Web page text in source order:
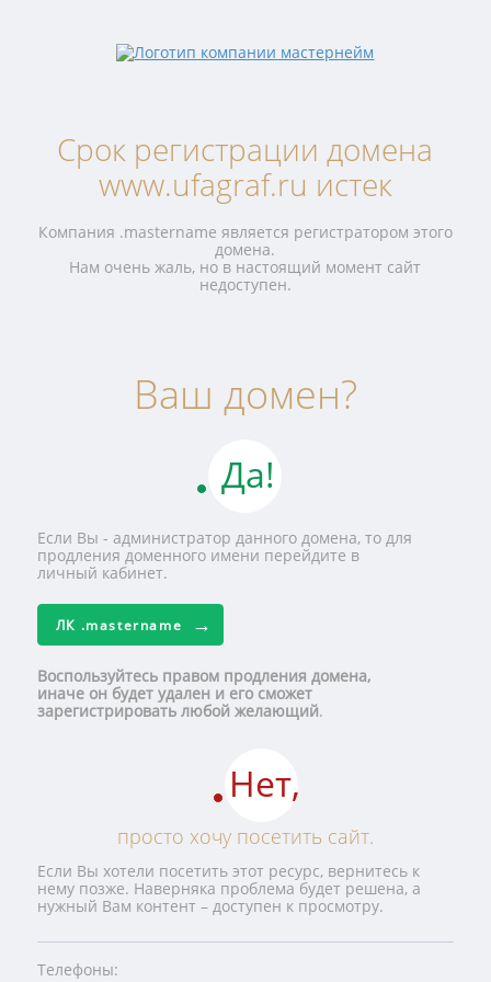
Срок регистрации домена
www.ufagraf.ru истек
Компания .mastername является регистратором этого
домена.
Нам очень жаль, но в настоящий момент сайт
недоступен.
Ваш домен?
Да!
Если Вы - администратор данного домена, то для
продления доменного имени перейдите в
личный кабинет.
ЛК .mastername
Воспользуйтесь правом продления домена,
иначе он будет удален и его сможет
зарегистрировать любой желающий.
Нет,
просто хочу посетить сайт.
Если Вы хотели посетить этот ресурс, вернитесь к
нему позже. Наверняка проблема будет решена, а
нужный Вам контент – доступен к просмотру.
Телефоны: